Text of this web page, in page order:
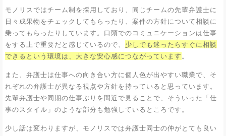
モノリスではチーム制を採用しており、同じチームの先輩弁護士に
日々成果物をチェックしてもらったり、案件の方針について相談に
乗ってもらったりしています。口頭でのコミュニケーションは仕事
をする上で重要だと感じているので、 少しでも迷ったらすぐに相談
できるという環境は、大きな安心感につながっています。
また、弁護士は仕事への向き合い方に個人色が出やすい職業で、そ
れぞれの弁護士が異なる視点や方針を持っていると思っています。
先輩弁護士や同期の仕事ぶりを間近で見ることで、そういった「仕
事のスタイル」のような部分も勉強しているところです。
少し話は変わりますが、モノリスでは弁護士同士の仲がとても良い